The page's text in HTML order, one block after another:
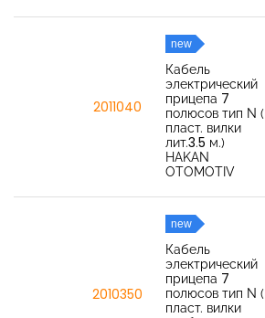
2011040
new
Кабель
электрический
прицепа 7
полюсов тип N (
пласт. вилки
лит.3.5 м.)
HAKAN
OTOMOTIV
2010350
new
Кабель
электрический
прицепа 7
полюсов тип N (
пласт. вилки